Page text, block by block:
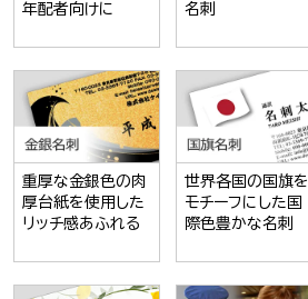
年配者向けに
名刺
重厚な金銀色の肉
厚台紙を使用した
リッチ感あふれる
世界各国の国旗を
モチーフにした国
際色豊かな名刺